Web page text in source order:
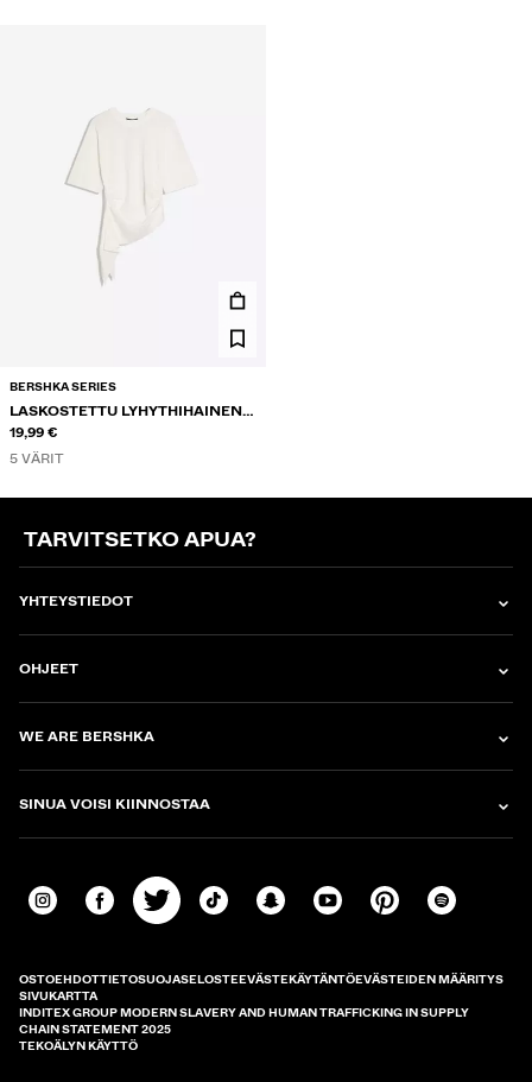
BERSHKA SERIES
LASKOSTETTU LYHYTHIHAINEN
T-PAITA
19,99 €
5 VÄRIT
TARVITSETKO APUA?
YHTEYSTIEDOT
OHJEET
WE ARE BERSHKA
SINUA VOISI KIINNOSTAA
OSTOEHDOTTIETOSUOJASELOSTEEVÄSTEKÄYTÄNTÖEVÄSTEIDEN MÄÄRITYS
SIVUKARTTA
INDITEX GROUP MODERN SLAVERY AND HUMAN TRAFFICKING IN SUPPLY
CHAIN STATEMENT 2025
TEKOÄLYN KÄYTTÖ